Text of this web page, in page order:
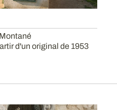
d'un original de 1953